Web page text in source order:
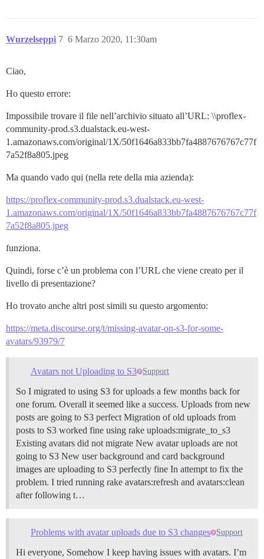
Wurzelseppi 6 Marzo 2020, 11:30am
7
Ciao,
Ho questo errore:
Impossibile trovare il file nell’archivio situato all’URL: \\proflex-
community-prod.s3.dualstack.eu-west-
1.amazonaws.com/original/1X/50f1646a833bb7fa4887676767c77f
7a52f8a805.jpeg
Ma quando vado qui (nella rete della mia azienda):
https://proflex-community-prod.s3.dualstack.eu-west-
1.amazonaws.com/original/1X/50f1646a833bb7fa4887676767c77f
7a52f8a805.jpeg
funziona.
Quindi, forse c’è un problema con l’URL che viene creato per il
livello di presentazione?
Ho trovato anche altri post simili su questo argomento:
https://meta.discourse.org/t/missing-avatar-on-s3-for-some-
avatars/93979/7
Avatars not Uploading to S3 Support
So I migrated to using S3 for uploads a few months back for
one forum. Overall it seemed like a success. Uploads from new
posts are going to S3 perfect Migration of old uploads from
posts to S3 worked fine using rake uploads:migrate_to_s3
Existing avatars did not migrate New avatar uploads are not
going to S3 New user background and card background
images are uploading to S3 perfectly fine In attempt to fix the
problem. I tried running rake avatars:refresh and avatars:clean
after following t…
Problems with avatar uploads due to S3 changes Support
Hi everyone, Somehow I keep having issues with avatars. I’m